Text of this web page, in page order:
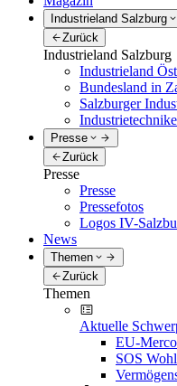
Industrieland Salzburg
Zurück
Industrieland Salzburg
Industrieland
Bundesland in
Salzburger
Presse
Zurück
Presse
Presse
Pressefotos
Logos IV-
News
Themen
Zurück
Themen
Aktuelle
EU-
SOS